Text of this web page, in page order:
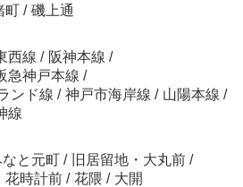
町 / 磯上通
西線 / 阪神本線 /
急神戸本線 /
ンド線 / 神戸市海岸線 / 山陽本線 /
線
なと元町 / 旧居留地・大丸前 /
花時計前 / 花隈 / 大開